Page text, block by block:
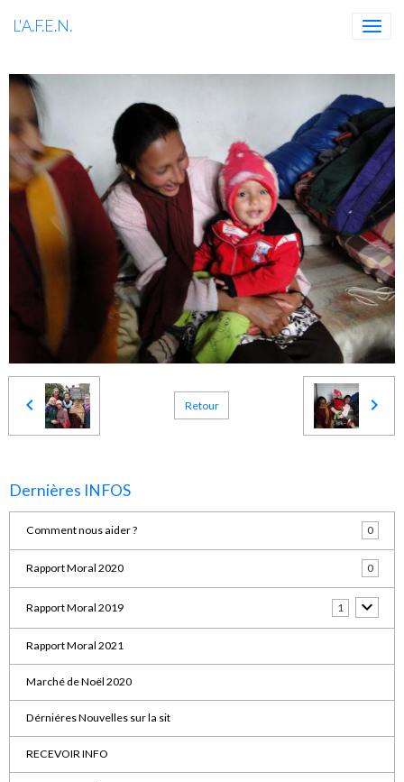
L'A.F.E.N.
Retour
Dernières INFOS
Comment nous aider ? 0
Rapport Moral 2020 0
Rapport Moral 2019 1
Rapport Moral 2021
Marché de Noël 2020
Dérniéres Nouvelles sur la sit
RECEVOIR INFO